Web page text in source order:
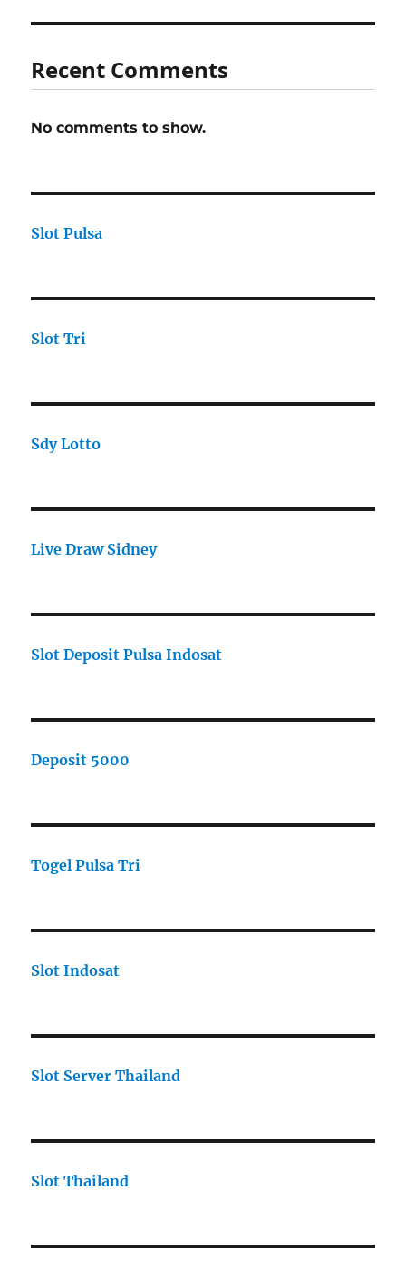
Recent Comments
No comments to show.
Slot Pulsa
Slot Tri
Sdy Lotto
Live Draw Sidney
Slot Deposit Pulsa Indosat
Deposit 5000
Togel Pulsa Tri
Slot Indosat
Slot Server Thailand
Slot Thailand